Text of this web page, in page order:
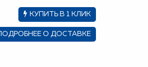
КУПИТЬ В 1 КЛИК
ПОДРОБНЕЕ О ДОСТАВКЕ